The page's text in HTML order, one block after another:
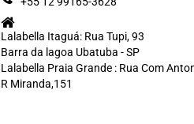
Lalabella Itaguá: Rua Tupi, 93
Barra da lagoa Ubatuba - SP
Lalabella Praia Grande : Rua Com
R Miranda,151